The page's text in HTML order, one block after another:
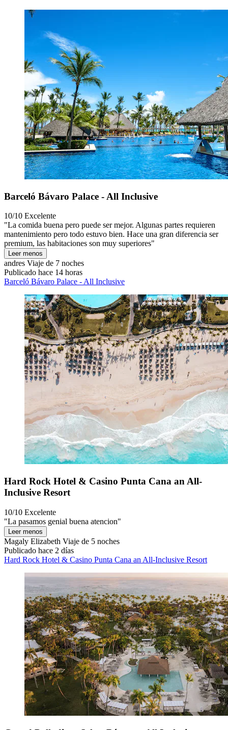
Barceló Bávaro Palace - All Inclusive
10/10 Excelente
"La comida buena pero puede ser mejor. Algunas partes requieren
mantenimiento pero todo estuvo bien. Hace una gran diferencia ser
premium, las habitaciones son muy superiores"
Leer menos
andres Viaje de 7 noches
Publicado hace 14 horas
Barceló Bávaro Palace - All Inclusive
Hard Rock Hotel & Casino Punta Cana an All-
Inclusive Resort
10/10 Excelente
"La pasamos genial buena atencion"
Leer menos
Magaly Elizabeth Viaje de 5 noches
Publicado hace 2 días
Hard Rock Hotel & Casino Punta Cana an All-Inclusive Resort